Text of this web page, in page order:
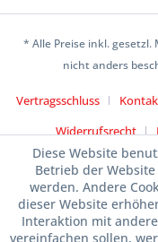
* Alle Preise inkl.
nicht anders
Vertragsschluss
Widerrufsrecht
Diese Website
Betrieb der
werden. Andere
dieser Website
Interaktion mit
vereinfachen sollen,